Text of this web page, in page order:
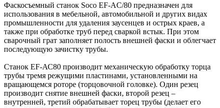
Фаскосъемный станок Soco EF-AC/80 предназначен для
использования в мебельной, автомобильной и других видах
промышленности для удаления заусенцев и острых краев, а
также при обработке труб перед сваркой встык. При этом
сварочный грат заполняет полость внешней фаски и облегчает
последующую зачистку трубы.
Станок EF-АС80 производит механическую обработку торца
трубы тремя режущими пластинами, установленными на
вращающемся роторе (торцовочной головке). Один резец
производит снятие внешней фаски, второй резец –
внутренней, третий обрабатывает торец трубы (делает его